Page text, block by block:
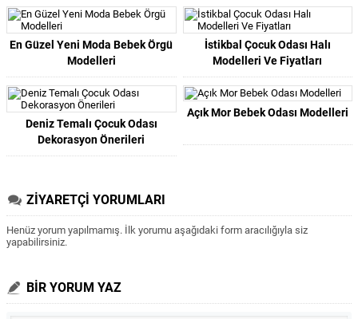
En Güzel Yeni Moda Bebek Örgü
Modelleri
İstikbal Çocuk Odası Halı
Modelleri Ve Fiyatları
Deniz Temalı Çocuk Odası
Dekorasyon Önerileri
Açık Mor Bebek Odası Modelleri
ZİYARETÇİ YORUMLARI
Henüz yorum yapılmamış. İlk yorumu aşağıdaki form aracılığıyla siz
yapabilirsiniz.
BİR YORUM YAZ